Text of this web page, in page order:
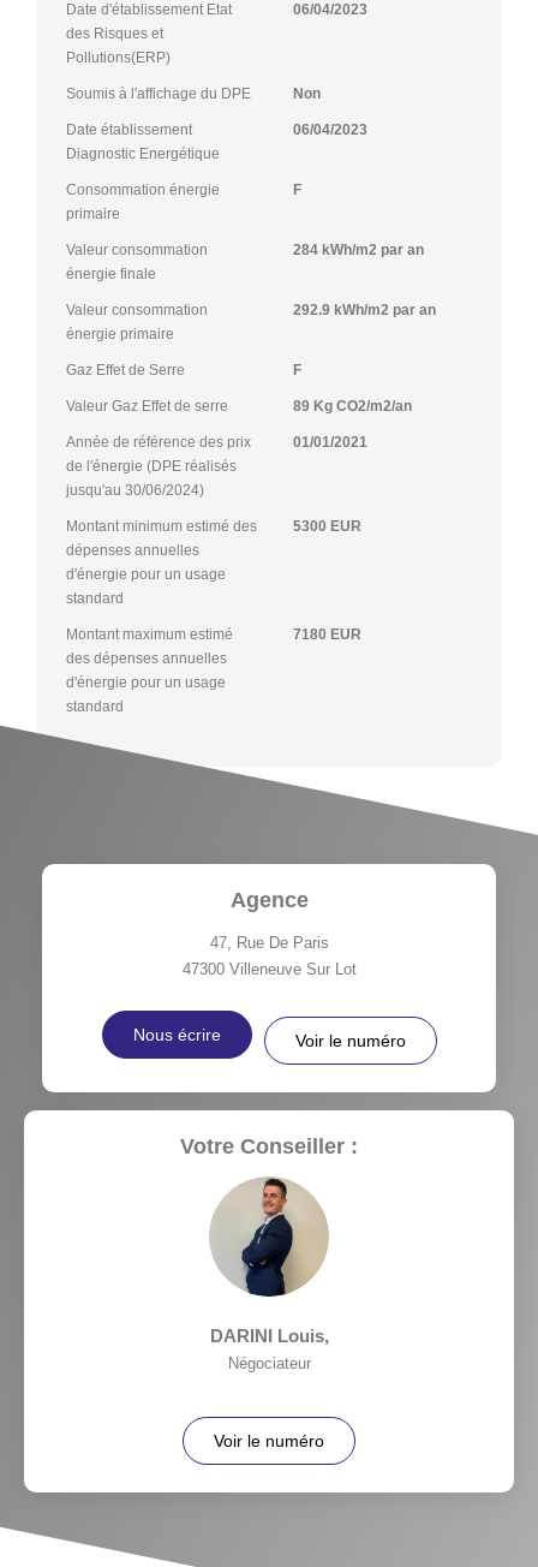
Date d'établissement Etat
des Risques et
Pollutions(ERP)
06/04/2023
Soumis à l'affichage du DPE Non
Date établissement
Diagnostic Energétique
06/04/2023
Consommation énergie
primaire
F
Valeur consommation
énergie finale
284 kWh/m2 par an
Valeur consommation
énergie primaire
292.9 kWh/m2 par an
Gaz Effet de Serre F
Valeur Gaz Effet de serre 89 Kg CO2/m2/an
Année de référence des prix
de l'énergie (DPE réalisés
jusqu'au 30/06/2024)
01/01/2021
Montant minimum estimé des
dépenses annuelles
d'énergie pour un usage
standard
5300 EUR
Montant maximum estimé
des dépenses annuelles
d'énergie pour un usage
standard
7180 EUR
Agence
47, Rue De Paris
47300 Villeneuve Sur Lot
Nous écrire Voir le numéro
Votre Conseiller :
DARINI Louis,
Négociateur
Voir le numéro